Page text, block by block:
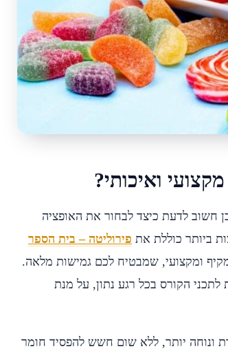
ואיכותי?
חשוב לדעת כיצד לבחור את האופציה
ביותר כוללת את פירוליטה – בית הספר
ומקצועי, שמבטיח לכם גמישות מלאה.
לתכני הקורס בכל רגע נתון, על מנת
ונוחה יותר, ללא שום חשש להפסיד חומר